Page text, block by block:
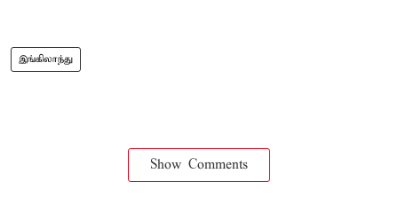
இங்கிலாந்து
Show Comments